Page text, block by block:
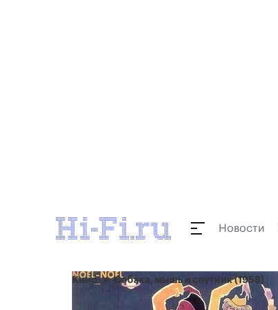
Новости
Кино Собака, мышь и спутник (1958)